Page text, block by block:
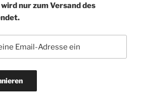
nur zum Versand des